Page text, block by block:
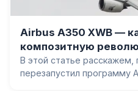
Airbus A350 XWB —
композитную
В этой статье расскажем,
перезапустил программу